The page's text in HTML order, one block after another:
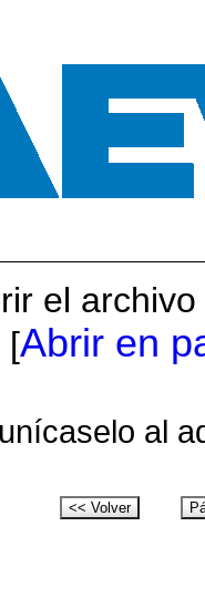
el
[Abrir en
al